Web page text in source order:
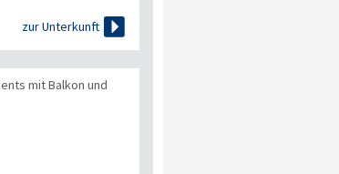
zur Unterkunft 
mit Balkon und